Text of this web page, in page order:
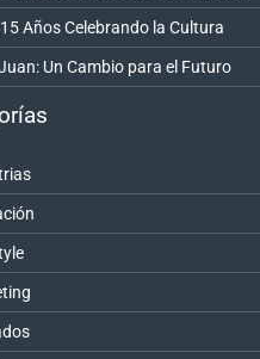
Años Celebrando la Cultura
Un Cambio para el Futuro